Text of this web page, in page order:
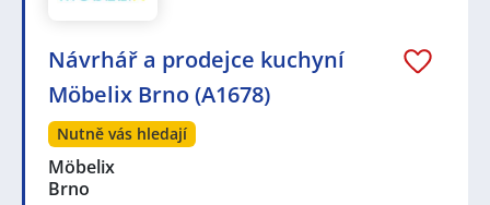
Návrhář a prodejce kuchyní
Möbelix Brno (A1678)
Nutně vás hledají
Möbelix
Brno